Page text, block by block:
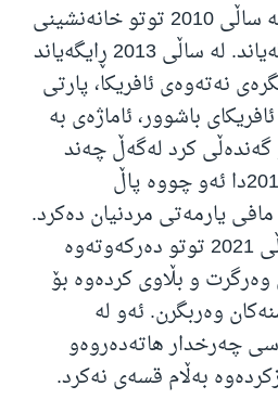
لە تەمەنی 79 ساڵیدا و لە ساڵی 2010 توتو خانەنشینی
خۆی لە ژیانی گشتی ڕاگەیاند. لە ساڵی 2013 ڕایگەیاند
نەتەوەی ئافریکا، پارتی
باشوور، ئاماژەی بە
گەندەڵی کرد لەگەڵ چەند
هۆکاریكی تر. لە ساڵی 2016دا ئەو چووە پاڵ
یارمەتی مردنیان دەکرد.
دواجاریش لەم ساڵدا ساڵی 2021 توتو دەرکەوتەوە
و بڵاوی کردەوە بۆ
وەربگرن. ئەو لە
چەرخدار هاتەدەروەو
بەڵام قسەی نەکرد.